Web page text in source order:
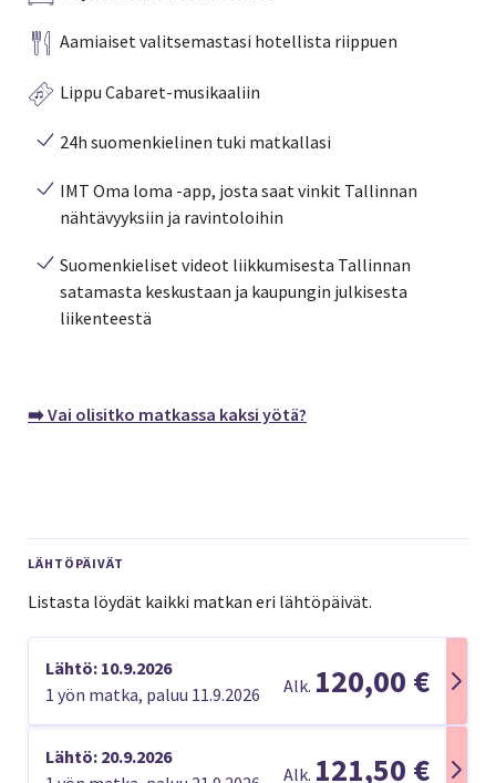
Aamiaiset valitsemastasi hotellista riippuen
Lippu Cabaret-musikaaliin
24h suomenkielinen tuki matkallasi
IMT Oma loma -app, josta saat vinkit Tallinnan
nähtävyyksiin ja ravintoloihin
Suomenkieliset videot liikkumisesta Tallinnan
satamasta keskustaan ja kaupungin julkisesta
liikenteestä
➡️ Vai olisitko matkassa kaksi yötä?
LÄHTÖPÄIVÄT
Listasta löydät kaikki matkan eri lähtöpäivät.
Lähtö: 10.9.2026
1 yön matka, paluu 11.9.2026
Alk. 120,00 €
Lähtö: 20.9.2026
Alk. 121,50 €